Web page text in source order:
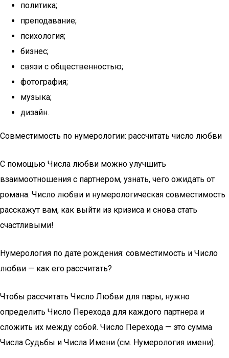
политика;
преподавание;
психология;
бизнес;
связи с общественностью;
фотография;
музыка;
дизайн.
Совместимость по нумерологии: рассчитать число любви
С помощью Числа любви можно улучшить
взаимоотношения с партнером, узнать, чего ожидать от
романа. Число любви и нумерологическая совместимость
расскажут вам, как выйти из кризиса и снова стать
счастливыми!
Нумерология по дате рождения: совместимость и Число
любви — как его рассчитать?
Чтобы рассчитать Число Любви для пары, нужно
определить Число Перехода для каждого партнера и
сложить их между собой. Число Перехода — это сумма
Числа Судьбы и Числа Имени (см. Нумерология имени).